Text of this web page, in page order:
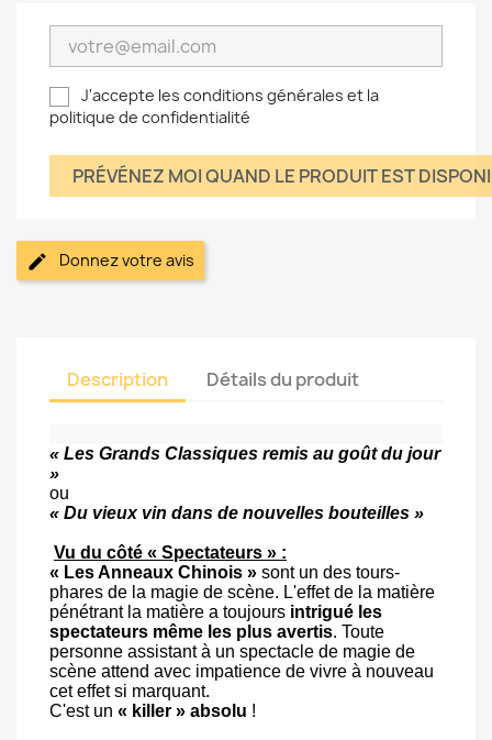
J'accepte les conditions générales et la
politique de confidentialité
PRÉVÉNEZ MOI QUAND LE PRODUIT EST
Donnez votre avis
Description Détails du produit
« Les Grands Classiques remis au goût du jour
»
ou
« Du vieux vin dans de nouvelles bouteilles »
Vu du côté « Spectateurs » :
« Les Anneaux Chinois » sont un des tours-
phares de la magie de scène. L'effet de la matière
pénétrant la matière a toujours intrigué les
spectateurs même les plus avertis. Toute
personne assistant à un spectacle de magie de
scène attend avec impatience de vivre à nouveau
cet effet si marquant.
C'est un « killer » absolu !